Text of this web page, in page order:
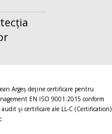
Argeș deţine certificare pentru
EN ISO 9001:2015 conform
şi certificare ale LL-C (Certification)